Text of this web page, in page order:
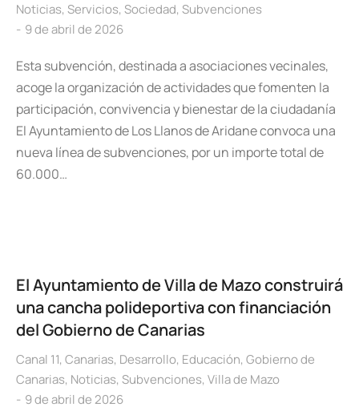
Noticias, Servicios, Sociedad, Subvenciones
9 de abril de 2026
Esta subvención, destinada a asociaciones vecinales,
acoge la organización de actividades que fomenten la
participación, convivencia y bienestar de la ciudadanía
El Ayuntamiento de Los Llanos de Aridane convoca una
nueva línea de subvenciones, por un importe total de
60.000…
El Ayuntamiento de Villa de Mazo construirá
una cancha polideportiva con financiación
del Gobierno de Canarias
Canal 11, Canarias, Desarrollo, Educación, Gobierno de
Canarias, Noticias, Subvenciones, Villa de Mazo
9 de abril de 2026